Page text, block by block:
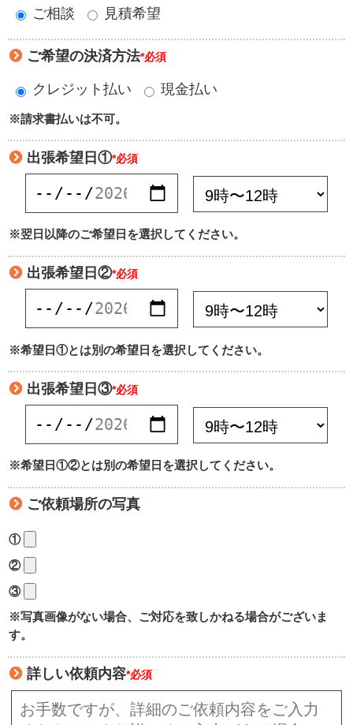
ご相談 見積希望
ご希望の決済方法*必須
クレジット払い 現金払い
※請求書払いは不可。
出張希望日①*必須
※翌日以降のご希望日を選択してください。
出張希望日②*必須
※希望日①とは別の希望日を選択してください。
出張希望日③*必須
※希望日①②とは別の希望日を選択してください。
ご依頼場所の写真
①
②
③
※写真画像がない場合、ご対応を致しかねる場合がございま
す。
詳しい依頼内容*必須